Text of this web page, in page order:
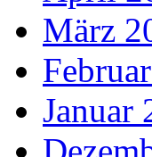
März
Januar